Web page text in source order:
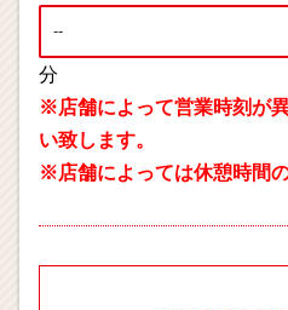
分
※店舗によって営業時刻が
い致します。
※店舗によっては休憩時間